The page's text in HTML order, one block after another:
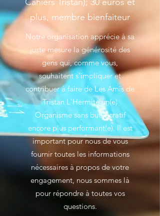
plus, membre bienfaiteur
Notre organisation apprécie à sa
juste mesure la générosité des
gens qui, comme vous,
souhaitent s'impliquer et
contribuer à faire de Les Amis de
Tristan L'Hermite un(e)
Organisme sans but lucratif
encore plus performant(e). Il est
important pour nous de vous
fournir toutes les informations
nécessaires à propos de votre
engagement, nous sommes là
pour répondre à toutes vos
questions.